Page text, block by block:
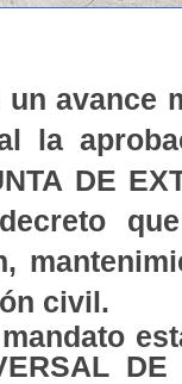
un avance
la
DE
civil.